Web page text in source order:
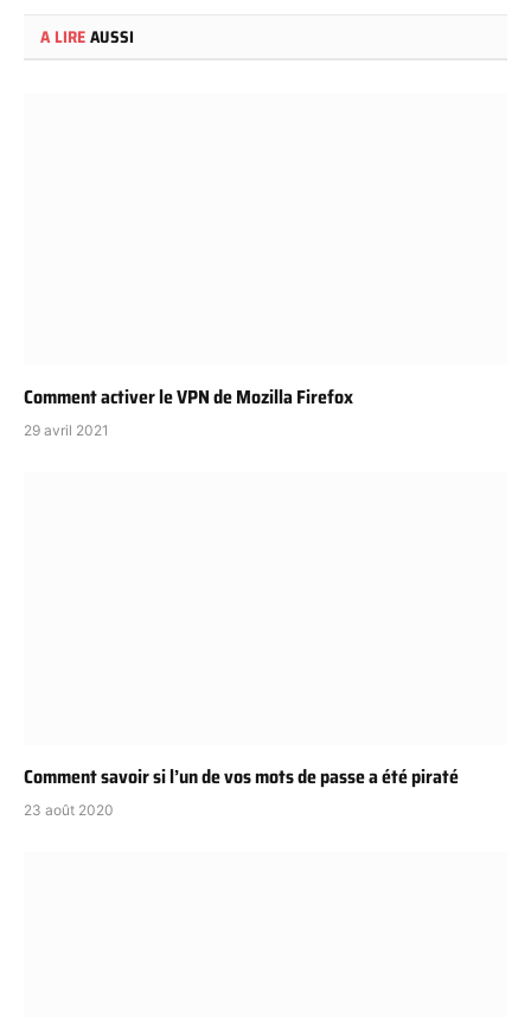
A LIREAUSSI
Comment activer le VPN de Mozilla Firefox
29 avril 2021
Comment savoir si l’un de vos mots de passe a été piraté
23 août 2020